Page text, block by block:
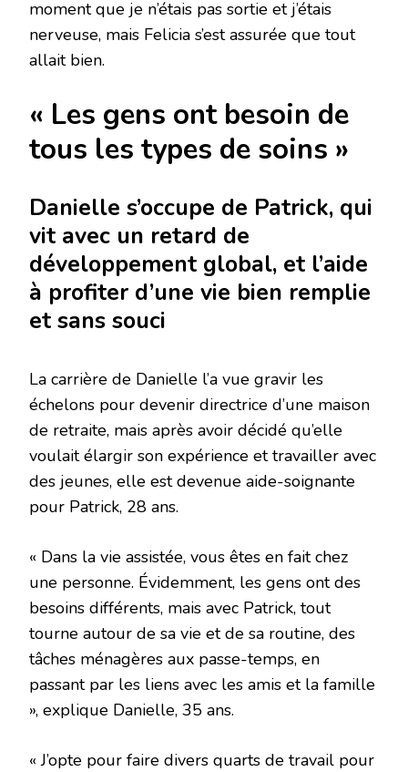
moment que je n’étais pas sortie et j’étais
nerveuse, mais Felicia s’est assurée que tout
allait bien.
« Les gens ont besoin de
tous les types de soins »
Danielle s’occupe de Patrick, qui
vit avec un retard de
développement global, et l’aide
à profiter d’une vie bien remplie
et sans souci
La carrière de Danielle l’a vue gravir les
échelons pour devenir directrice d’une maison
de retraite, mais après avoir décidé qu’elle
voulait élargir son expérience et travailler avec
des jeunes, elle est devenue aide-soignante
pour Patrick, 28 ans.
« Dans la vie assistée, vous êtes en fait chez
une personne. Évidemment, les gens ont des
besoins différents, mais avec Patrick, tout
tourne autour de sa vie et de sa routine, des
tâches ménagères aux passe-temps, en
passant par les liens avec les amis et la famille
», explique Danielle, 35 ans.
« J’opte pour faire divers quarts de travail pour